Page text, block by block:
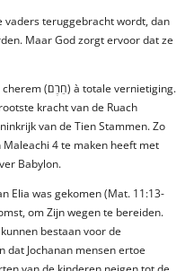
vaders teruggebracht wordt, dan
Maar God zorgt ervoor dat ze
Met de ban slaan, is in het Hebreeuws cherem (חֵרֶם) à totale vernietiging.
kracht van de Ruach
van de Tien Stammen. Zo
4 te maken heeft met
Babylon.
Elia was gekomen (Mat. 11:13-
om Zijn wegen te bereiden.
bestaan voor de
dat Jochanan mensen ertoe